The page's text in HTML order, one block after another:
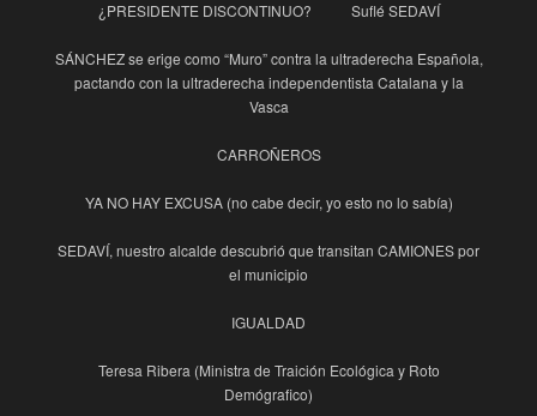
¿PRESIDENTE DISCONTINUO? Suflé SEDAVÍ
SÁNCHEZ se erige como “Muro” contra la ultraderecha Española,
pactando con la ultraderecha independentista Catalana y la
Vasca
CARROÑEROS
YA NO HAY EXCUSA (no cabe decir, yo esto no lo sabía)
SEDAVÍ, nuestro alcalde descubrió que transitan CAMIONES por
el municipio
IGUALDAD
Teresa Ribera (Ministra de Traición Ecológica y Roto
Demógrafico)